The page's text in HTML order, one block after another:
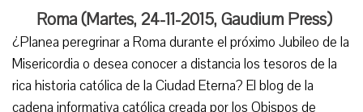
Roma (Martes, 24-11-2015, Gaudium Press)
¿Planea peregrinar a Roma durante el próximo Jubileo de la
Misericordia o desea conocer a distancia los tesoros de la
rica historia católica de la Ciudad Eterna? El blog de la
cadena informativa católica creada por los Obispos de